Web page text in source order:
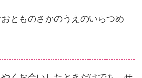
とものさかのうえのいらつめ